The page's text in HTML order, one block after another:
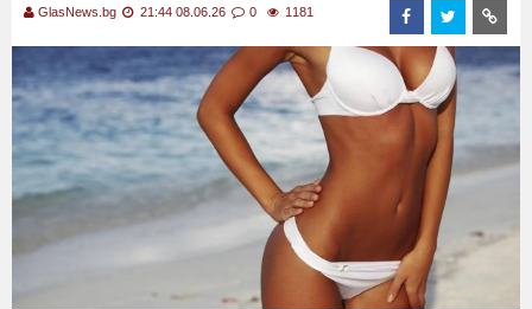
GlasNews.bg 21:44 08.06.26 0 1181